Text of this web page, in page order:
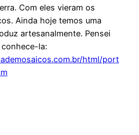
Com eles vieram os
Ainda hoje temos uma
artesanalmente. Pensei
la:
html/port